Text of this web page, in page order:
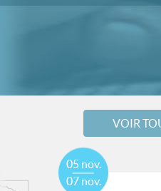
VOIR
05 nov.
07 nov.